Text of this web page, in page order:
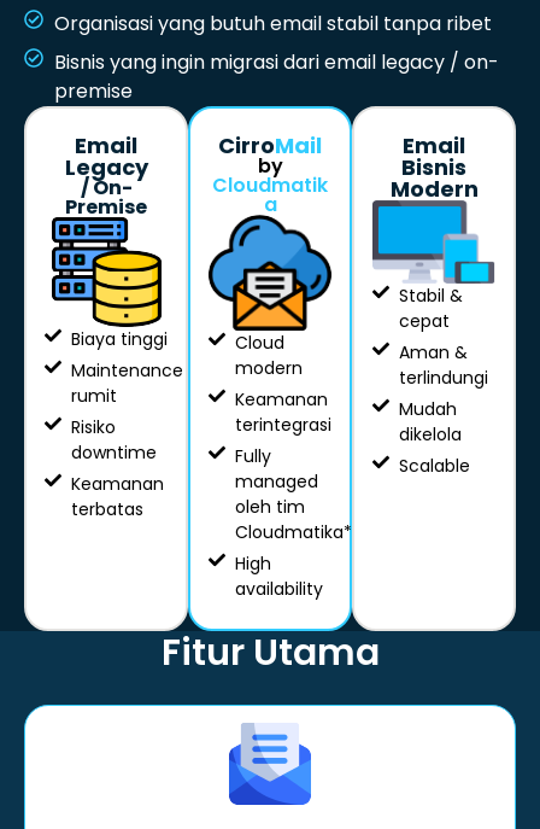
Organisasi yang butuh email stabil tanpa ribet
Bisnis yang ingin migrasi dari email legacy / on-
premise
Email
Legacy
/ On-
Premise
Biaya tinggi
Maintenance
rumit
Risiko
downtime
Keamanan
terbatas
CirroMail
by
Cloudmatik
a
Cloud
modern
Keamanan
terintegrasi
Fully
managed
oleh tim
Cloudmatika*
High
availability
Email
Bisnis
Modern
Stabil &
cepat
Aman &
terlindungi
Mudah
dikelola
Scalable
Fitur Utama